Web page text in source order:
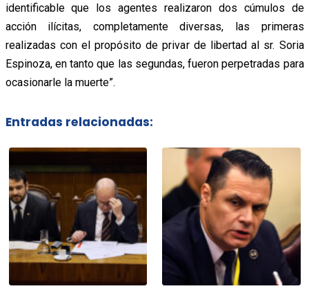
identificable que los agentes realizaron dos cúmulos de
acción ilícitas, completamente diversas, las primeras
realizadas con el propósito de privar de libertad al sr. Soria
Espinoza, en tanto que las segundas, fueron perpetradas para
ocasionarle la muerte”.
Entradas relacionadas: